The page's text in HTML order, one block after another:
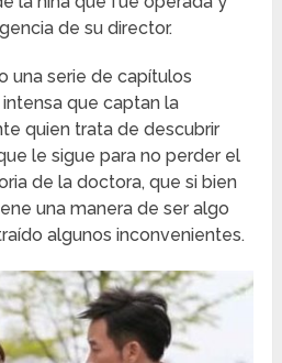
de su director.
una serie de capítulos
que captan la
quien trata de descubrir
le sigue para no perder el
de la doctora, que si bien
una manera de ser algo
algunos inconvenientes.